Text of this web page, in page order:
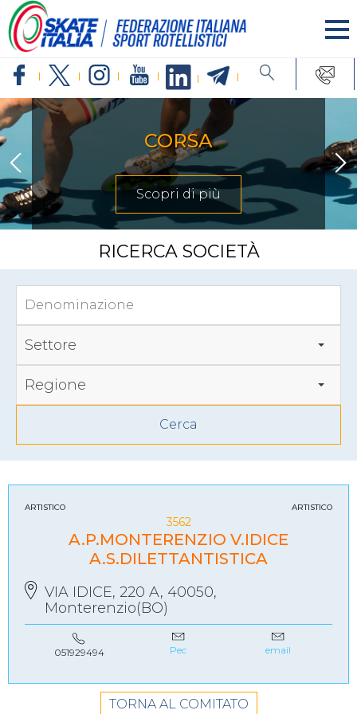
CORSA
Scopri di più
RICERCA SOCIETÀ
Settore
Regione
ARTISTICO ARTISTICO
3562
A.P.MONTERENZIO V.IDICE
A.S.DILETTANTISTICA
VIA IDICE, 220 A, 40050,
Monterenzio(BO)
051929494 Pec email
TORNA AL COMITATO